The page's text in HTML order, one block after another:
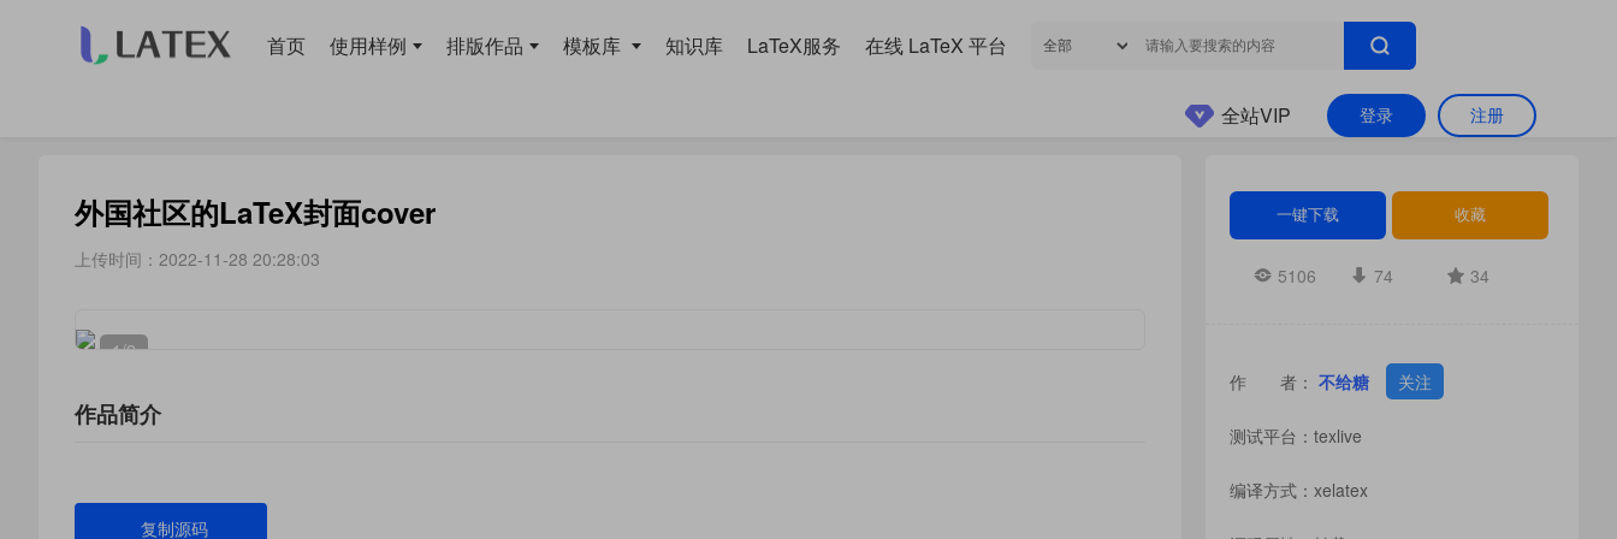
首页 使用样例 排版作品 模板库 知识库 LaTeX服务 在线 LaTeX 平台
登录 注册
全站VIP
外国社区的LaTeX封面cover
上传时间：2022-11-28 20:28:03
1/2
作品简介
复制源码
一键下载 收藏
5106 74 34
作 者： 不给糖 关注
测试平台：texlive
编译方式：xelatex